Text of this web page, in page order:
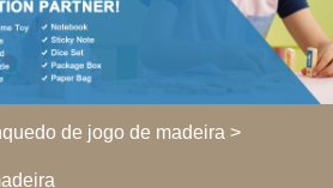
de jogo de madeira >